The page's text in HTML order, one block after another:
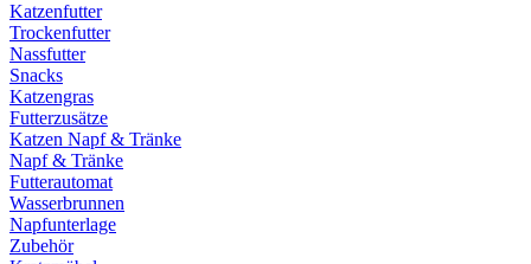
Katzenfutter
Trockenfutter
Nassfutter
Snacks
Katzengras
Futterzusätze
Katzen Napf & Tränke
Napf & Tränke
Futterautomat
Wasserbrunnen
Napfunterlage
Zubehör